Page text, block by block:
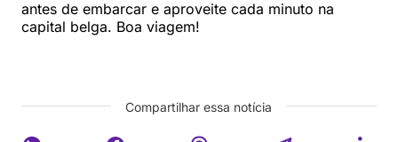
antes de embarcar e aproveite cada minuto na
capital belga. Boa viagem!
Compartilhar essa notícia